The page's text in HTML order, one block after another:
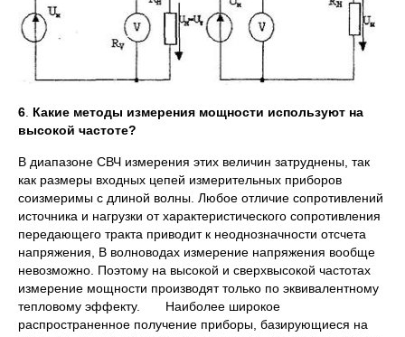
6 Какие методы измерения мощности используют на
высокой частоте?
В диапазоне СВЧ измерения этих величин затруднены, так
как размеры входных цепей измерительных приборов
соизмеримы с длиной волны. Любое отличие сопротивлений
источника и нагрузки от характеристического сопротивления
передающего тракта приводит к неоднозначности отсчета
напряжения, В волноводах измерение напряжения вообще
невозможно. Поэтому на высокой и сверхвысокой частотах
измерение мощности производят только по эквивалентному
тепловому эффекту. Наиболее широкое
распространенное получение приборы, базирующиеся на